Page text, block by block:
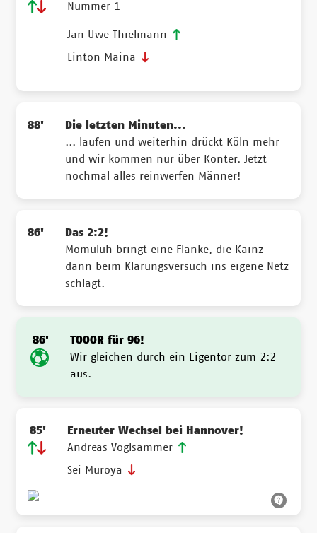
Nummer 1
Jan Uwe Thielmann
Linton Maina
88'
Die letzten Minuten...
... laufen und weiterhin drückt Köln mehr
und wir kommen nur über Konter. Jetzt
nochmal alles reinwerfen Männer!
86'
Das 2:2!
Momuluh bringt eine Flanke, die Kainz
dann beim Klärungsversuch ins eigene Netz
schlägt.
86'
TOOOR für 96!
Wir gleichen durch ein Eigentor zum 2:2
aus.
85'
Erneuter Wechsel bei Hannover!
Andreas Voglsammer
Sei Muroya